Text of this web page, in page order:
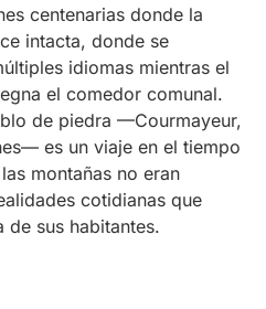
centenarias donde la
intacta, donde se
idiomas mientras el
el comedor comunal.
de piedra —Courmayeur,
es un viaje en el tiempo
montañas no eran
cotidianas que
de sus habitantes.